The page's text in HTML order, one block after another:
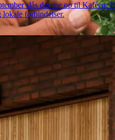
slås dørene op til
lokale forbindelser.